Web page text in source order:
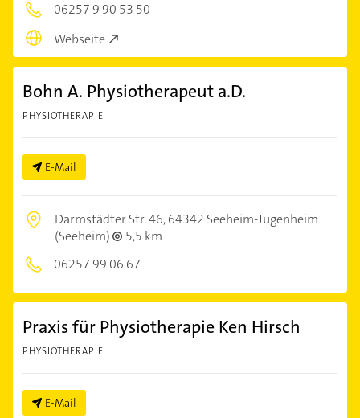
06257 9 90 53 50
Webseite
Bohn A. Physiotherapeut a.D.
PHYSIOTHERAPIE
E-Mail
Darmstädter Str. 46,64342 Seeheim-Jugenheim
(Seeheim)
5,5 km
06257 99 06 67
Praxis für Physiotherapie Ken Hirsch
PHYSIOTHERAPIE
E-Mail